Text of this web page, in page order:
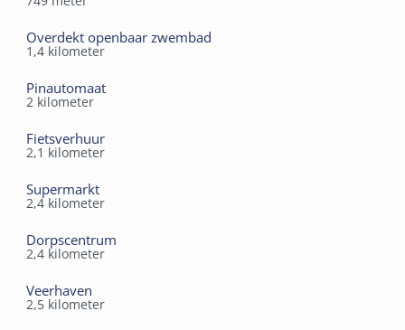
Overdekt openbaar zwembad
1,4 kilometer
Pinautomaat
2 kilometer
Fietsverhuur
2,1 kilometer
Supermarkt
2,4 kilometer
Dorpscentrum
2,4 kilometer
Veerhaven
2,5 kilometer